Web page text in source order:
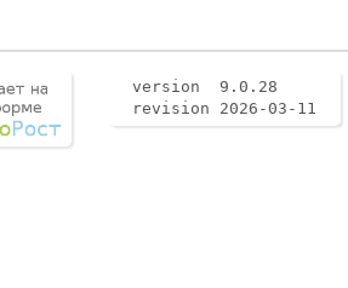
version 9.0.28
revision 2026-03-11